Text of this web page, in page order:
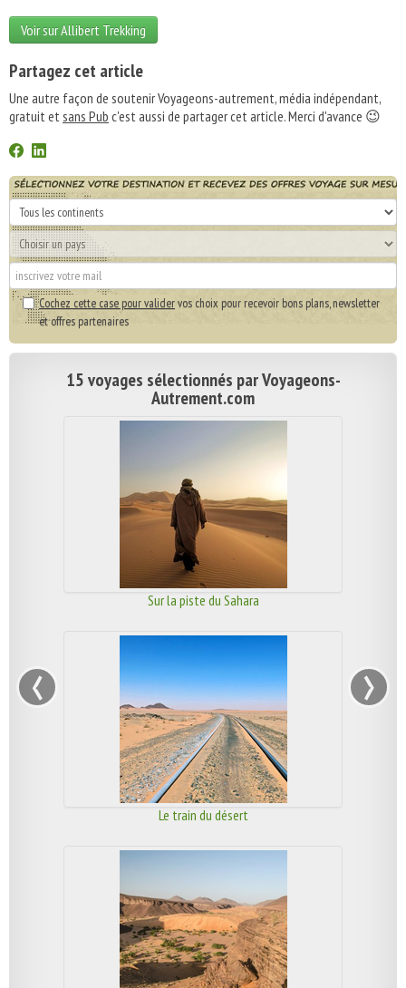
Voir sur Allibert Trekking
Partagez cet article
Une autre façon de soutenir Voyageons-autrement, média indépendant,
gratuit etsans Pub c'est aussi de partager cet article. Merci d'avance 😉
Cochez cette case pour validervos choix pour recevoir bons plans, newsletter
et offres partenaires
15 voyages sélectionnés par Voyageons-
Autrement.com
Sur la piste du Sahara
Le train du désert
‹ ›